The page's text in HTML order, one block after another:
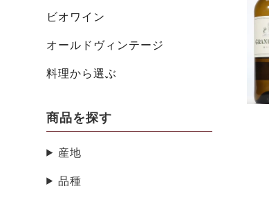
ビオワイン
オールドヴィンテージ
料理から選ぶ
商品を探す
産地
品種